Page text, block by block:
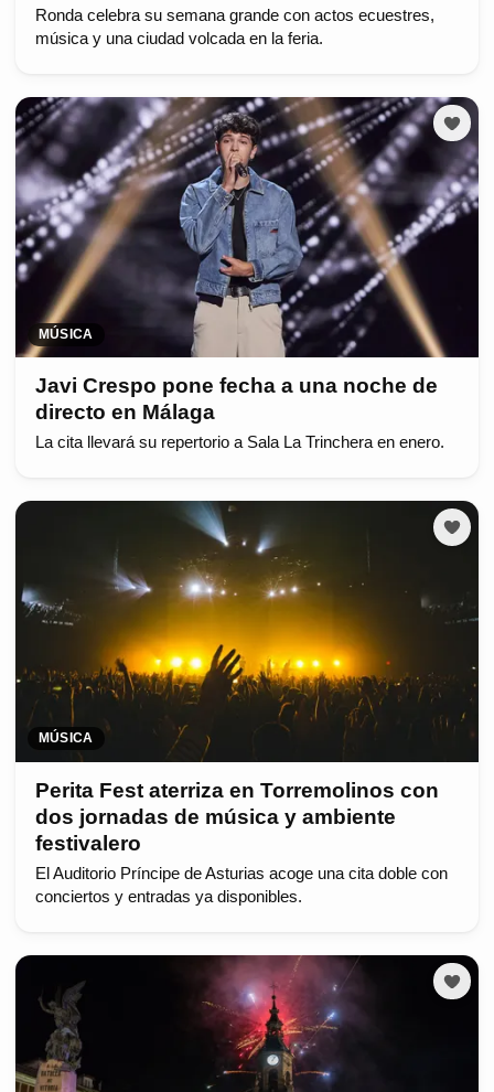
Ronda celebra su semana grande con actos ecuestres,
música y una ciudad volcada en la feria.
MÚSICA
Javi Crespo pone fecha a una noche de
directo en Málaga
La cita llevará su repertorio a Sala La Trinchera en enero.
MÚSICA
Perita Fest aterriza en Torremolinos con
dos jornadas de música y ambiente
festivalero
El Auditorio Príncipe de Asturias acoge una cita doble con
conciertos y entradas ya disponibles.